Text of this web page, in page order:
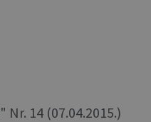
14 (07.04.2015.)